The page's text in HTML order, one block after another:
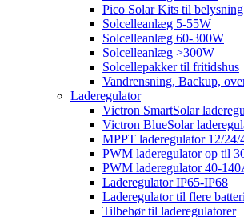
Pico Solar Kits til belysning
Solcelleanlæg 5-55W
Solcelleanlæg 60-300W
Solcelleanlæg >300W
Solcellepakker til fritidshus
Vandrensning, Backup,
Laderegulator
Victron SmartSolar
Victron BlueSolar
MPPT laderegulator 12/
PWM laderegulator op til
PWM laderegulator 40-
Laderegulator IP65-IP68
Laderegulator til flere
Tilbehør til laderegulatorer